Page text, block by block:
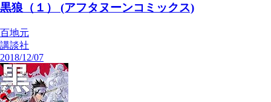
黒狼（１） (アフタヌーンコミックス)
百地元
講談社
2018/12/07